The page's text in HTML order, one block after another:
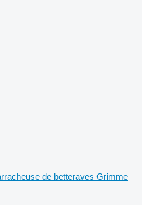
de betteraves Grimme